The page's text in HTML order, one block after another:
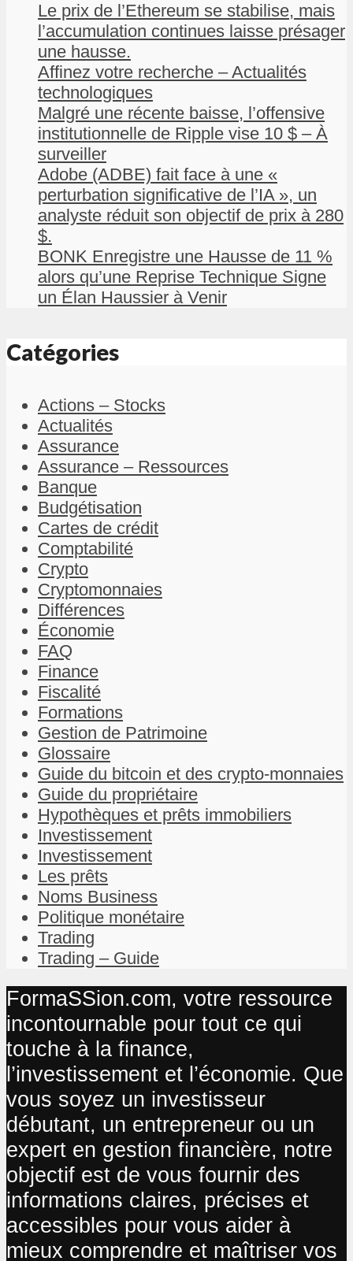
Le prix de l’Ethereum se stabilise, mais
l’accumulation continues laisse présager
une hausse.
Affinez votre recherche – Actualités
technologiques
Malgré une récente baisse, l’offensive
institutionnelle de Ripple vise 10 $ – À
surveiller
Adobe (ADBE) fait face à une «
perturbation significative de l’IA », un
analyste réduit son objectif de prix à 280
$.
BONK Enregistre une Hausse de 11 %
alors qu’une Reprise Technique Signe
un Élan Haussier à Venir
Catégories
Actions – Stocks
Actualités
Assurance
Assurance – Ressources
Banque
Budgétisation
Cartes de crédit
Comptabilité
Crypto
Cryptomonnaies
Différences
Économie
FAQ
Finance
Fiscalité
Formations
Gestion de Patrimoine
Glossaire
Guide du bitcoin et des crypto-monnaies
Guide du propriétaire
Hypothèques et prêts immobiliers
Investissement
Investissement
Les prêts
Noms Business
Politique monétaire
Trading
Trading – Guide
FormaSSion.com, votre ressource
incontournable pour tout ce qui
touche à la finance,
l’investissement et l’économie. Que
vous soyez un investisseur
débutant, un entrepreneur ou un
expert en gestion financière, notre
objectif est de vous fournir des
informations claires, précises et
accessibles pour vous aider à
mieux comprendre et maîtriser vos